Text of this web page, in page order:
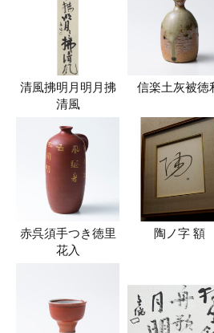
清風拂明月明月拂
清風
信楽土灰被徳
赤呉須手つき徳里
花入
陶ノ字 額